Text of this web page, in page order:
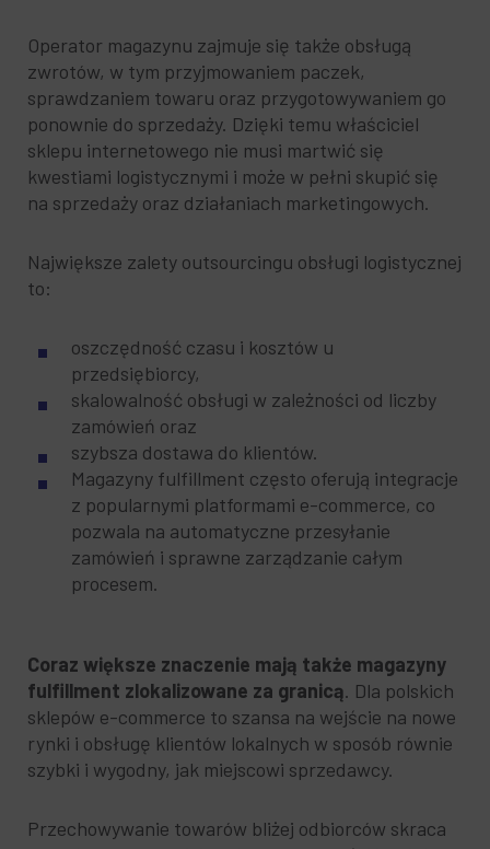
Operator magazynu zajmuje się także obsługą
zwrotów, w tym przyjmowaniem paczek,
sprawdzaniem towaru oraz przygotowywaniem go
ponownie do sprzedaży. Dzięki temu właściciel
sklepu internetowego nie musi martwić się
kwestiami logistycznymi i może w pełni skupić się
na sprzedaży oraz działaniach marketingowych.
Największe zalety outsourcingu obsługi logistycznej
to:
oszczędność czasu i kosztów u
przedsiębiorcy,
skalowalność obsługi w zależności od liczby
zamówień oraz
szybsza dostawa do klientów.
Magazyny fulfillment często oferują integracje
z popularnymi platformami e-commerce, co
pozwala na automatyczne przesyłanie
zamówień i sprawne zarządzanie całym
procesem.
Coraz większe znaczenie mają także magazyny
fulfillment zlokalizowane za granicą. Dla polskich
sklepów e-commerce to szansa na wejście na nowe
rynki i obsługę klientów lokalnych w sposób równie
szybki i wygodny, jak miejscowi sprzedawcy.
Przechowywanie towarów bliżej odbiorców skraca